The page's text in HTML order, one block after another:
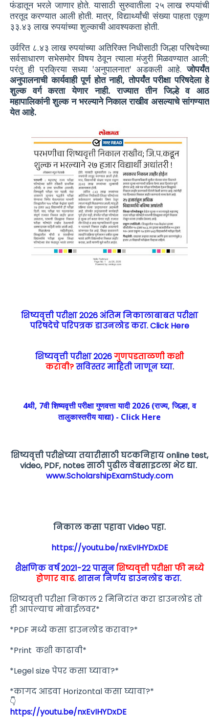
फंडातून भरले जाणार होते. यासाठी सुरुवातीला २५ लाख रुपयांची
तरतूद करण्यात आली होती. मात्र, विद्यार्थ्यांची संख्या पाहता एकूण
३३.४३ लाख रुपयांच्या शुल्काची आवश्यकता होती.
उर्वरित ८.४३ लाख रुपयांच्या अतिरिक्त निधीसाठी जिल्हा परिषदेच्या
सर्वसाधारण सभेसमोर विषय ठेवून त्याला मंजुरी मिळवण्यात आली;
परंतु ही प्रक्रिया सध्या 'अनुपालनात' अडकली आहे.जोपर्यंत
अनुपालनाची कार्यवाही पूर्ण होत नाही, तोपर्यंत परीक्षा परिषदेला हे
शुल्क वर्ग करता येणार नाही. राज्यात तीन जिल्हे व आठ
महापालिकांनी शुल्क न भरल्याने निकाल राखीव असल्याचे सांगण्यात
येत आहे.
शिष्यवृत्ती परीक्षा 2026 अंतिम निकालाबाबत परीक्षा
परिषदेचे परिपत्रक डाउनलोड करा. Click Here
शिष्यवृत्ती परीक्षा 2026गुणपडताळणी कशी
करावी?सविस्तर माहिती जाणून घ्या.
4थी, 7वी शिष्यवृत्ती परीक्षा गुणवत्ता यादी 2026 (राज्य, जिल्हा, व
तालुकास्तरीय याद्या) - Click Here
शिष्यवृत्ती परीक्षेच्या तयारीसाठी घटकनिहाय online test,
video, PDF, notes साठी पुढील वेबसाइटला भेट द्या.
www.ScholarshipExamStudy.com
निकाल कसा पहावा Video पहा.
https://youtu.be/nxEvIHYDxDE
शैक्षणिक वर्ष 2021-22 पासूनशिष्यवृत्ती परीक्षा फी मध्ये
होणार वाढ.शासन निर्णय डाउनलोड करा.
शिष्यवृत्ती परीक्षा निकाल २ मिनिटांत करा डाउनलोड तो
ही आपल्याच मोबाईलवर*
*PDF मध्ये कसा डाउनलोड करावा?*
*Print कशी काढावी*
*Legel size पेपर कसा घ्यावा?*
*कागद आडवा Horizontal कसा घ्यावा?*
👇
https://youtu.be/nxEvIHYDxDE